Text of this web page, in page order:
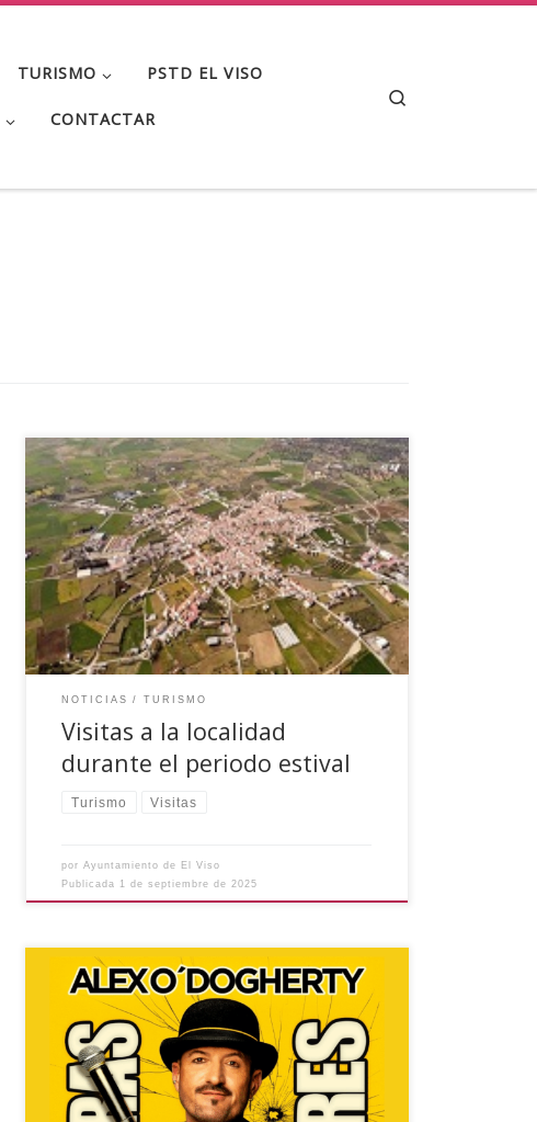
TURISMO PSTD EL VISO
CONTACTAR
Durante los meses de verano hemos recibido a
varios visitantes que han querido conocer
algunos de los recursos de la localidad o han
participado en la visita guiada que se ha
realizado durante la semana de la Feria y Fiestas
en Honor a Santa Ana. Los visitantes han
conocido […]
NOTICIAS TURISMO
Visitas a la localidad
durante el periodo estival
Turismo Visitas
porAyuntamiento de El Viso
Publicada 1 de septiembre de 2025
¡Llega Álex O’Dogherty a El Viso! El próximo
viernes 3 de octubre a las 21:00 horas
disfrutaremos de su espectáculo ‘Palabras
Mayores’ en la Casa de la Cultura. ¡No podéis
faltar! Ayuntamiento de El Viso